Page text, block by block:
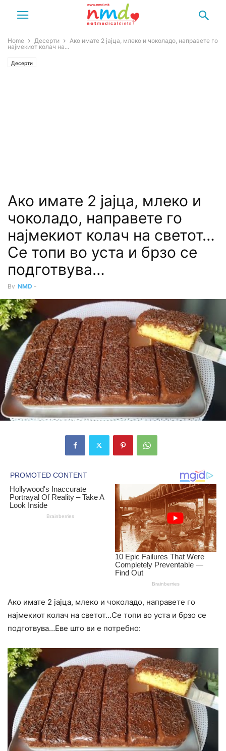
Home Десерти
Ако имате 2 јајца, млеко и чоколадо, направете го
најмекиот колач на...
Десерти
Ако имате 2 јајца, млеко и
чоколадо, направете го
најмекиот колач на светот…
Се топи во уста и брзо се
подготвува…
By NMD -
Ако имате 2 јајца, млеко и чоколадо, направете го
најмекиот колач на светот…Се топи во уста и брзо се
подготвува…Еве што ви е потребно: